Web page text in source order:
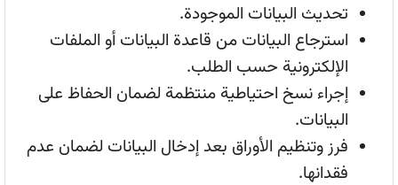
تحديث البيانات الموجودة.
استرجاع البيانات من قاعدة البيانات أو الملفات
الإلكترونية حسب الطلب.
إجراء نسخ احتياطية منتظمة لضمان الحفاظ على
البيانات.
فرز وتنظيم الأوراق بعد إدخال البيانات لضمان عدم
فقدانها.